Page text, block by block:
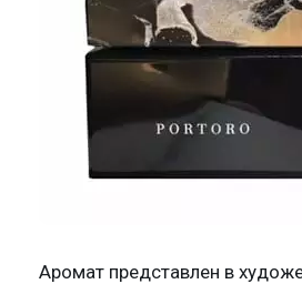
Аромат представлен в